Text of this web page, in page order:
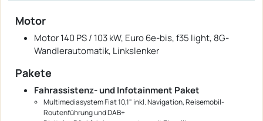
Motor
Motor 140 PS / 103 kW, Euro 6e-bis, f35 light, 8G-
Wandlerautomatik, Linkslenker
Pakete
Fahrassistenz- und Infotainment Paket
Multimediasystem Fiat 10,1" inkl. Navigation, Reisemobil-
Routenführung und DAB+